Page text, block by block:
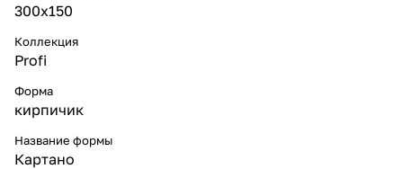
300x150
Коллекция
Profi
Форма
кирпичик
Название формы
Картано